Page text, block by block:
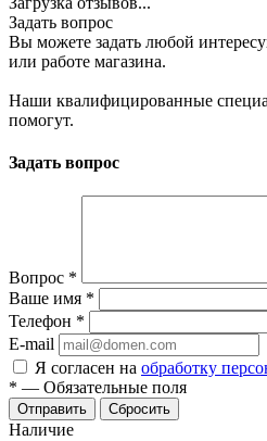
Задать вопрос
Вы можете задать любой
или работе магазина.
Наши квалифицированные
помогут.
Задать вопрос
Вопрос *
Ваше имя *
Телефон *
E-mail
Я согласен на обработку
* — Обязательные поля
Отправить Сбросить
Наличие